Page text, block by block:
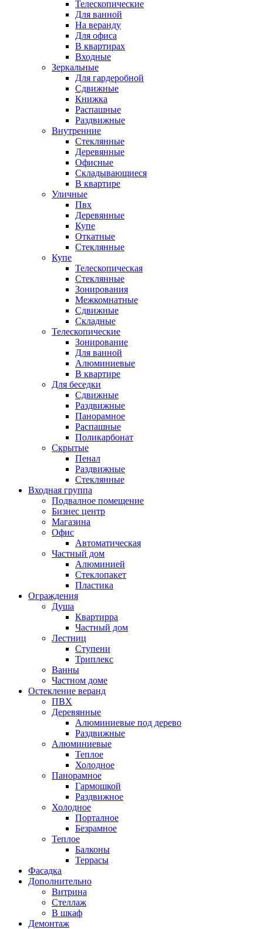
Телескопические
Для ванной
На веранду
Для офиса
В квартирах
Входные
Зеркальные
Для гардеробной
Сдвижные
Книжка
Распашные
Раздвижные
Внутренние
Стеклянные
Деревянные
Офисные
Складывающиеся
В квартире
Уличные
Пвх
Деревянные
Купе
Откатные
Стеклянные
Купе
Телескопическая
Стеклянные
Зонирования
Межкомнатные
Сдвижные
Складные
Телескопические
Зонирование
Для ванной
Алюминиевые
В квартире
Для беседки
Сдвижные
Раздвижные
Панорамное
Распашные
Поликарбонат
Скрытые
Пенал
Раздвижные
Стеклянные
Входная группа
Подвалное помещение
Бизнес центр
Магазина
Офис
Автоматическая
Частный дом
Алюминией
Стеклопакет
Пластика
Ограждения
Душа
Квартирра
Частный дом
Лестниц
Ступени
Триплекс
Ванны
Частном доме
Остекление веранд
ПВХ
Деревянные
Алюминиевые под дерево
Раздвижные
Алюминиевые
Теплое
Холодное
Панорамное
Гармошкой
Раздвижное
Холодное
Порталное
Безрамное
Теплое
Балконы
Террасы
Фасадка
Дополнительно
Витрина
Стеллаж
В шкаф
Демонтаж